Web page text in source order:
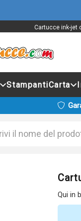
Cartucce ink-jet
StampantiCarta
Qui in